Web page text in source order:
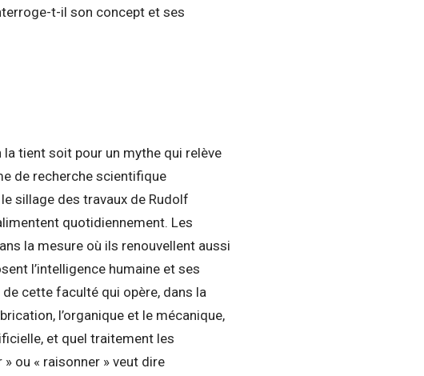
t-il son concept et ses
tient soit pour un mythe qui relève
de recherche scientifique
sillage des travaux de Rudolf
quotidiennement. Les
la mesure où ils renouvellent aussi
l’intelligence humaine et ses
cette faculté qui opère, dans la
l’organique et le mécanique,
et quel traitement les
ou « raisonner » veut dire